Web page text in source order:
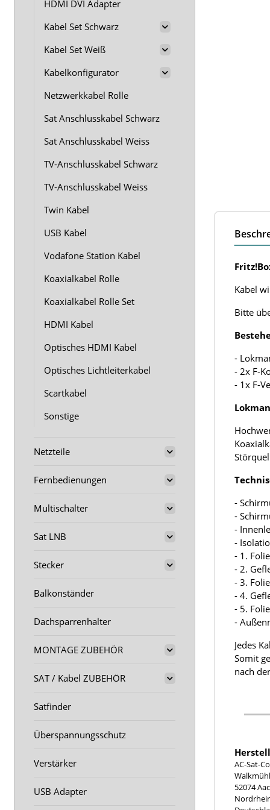
Kabel
Bitte
-
- 2x F-
- 1x F-
-
-
-
-
- 1.
- 2.
- 3.
- 4.
- 5.
-
Jedes
Somit
nach
AC-Sat-
52074
HDMI DVI Adapter
Kabel Set Schwarz
Kabel Set Weiß
Kabelkonfigurator
Netzwerkkabel Rolle
Sat Anschlusskabel Schwarz
Sat Anschlusskabel Weiss
TV-Anschlusskabel Schwarz
TV-Anschlusskabel Weiss
Twin Kabel
USB Kabel
Vodafone Station Kabel
Koaxialkabel Rolle
Koaxialkabel Rolle Set
HDMI Kabel
Optisches HDMI Kabel
Optisches Lichtleiterkabel
Scartkabel
Sonstige
Netzteile
Fernbedienungen
Multischalter
Sat LNB
Stecker
Balkonständer
Dachsparrenhalter
MONTAGE ZUBEHÖR
SAT / Kabel ZUBEHÖR
Satfinder
Überspannungsschutz
Verstärker
USB Adapter